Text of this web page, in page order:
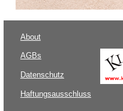
About
AGBs
Datenschutz
Haftungsausschluss